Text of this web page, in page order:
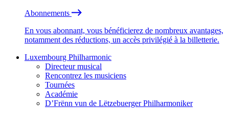
Abonnements
En vous abonnant, vous bénéficierez de nombreux avantages,
notamment des réductions, un accès privilégié à la billetterie.
Luxembourg Philharmonic
Directeur musical
Rencontrez les musiciens
Tournées
Académie
D’Frënn vun de Lëtzebuerger Philharmoniker